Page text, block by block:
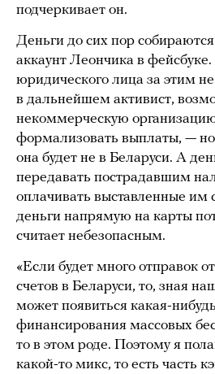
подчеркивает он.
Деньги до сих пор
аккаунт Леончика в
юридического лица за этим
в дальнейшем активист,
некоммерческую
формализовать выплаты, — но
она будет не в Беларуси. А
передавать пострадавшим
оплачивать выставленные им
деньги напрямую на карты
считает небезопасным.
«Если будет много отправок
счетов в Беларуси, то, зная
может появиться какая-
финансирования массовых
то в этом роде. Поэтому я
какой-то микс, то есть часть